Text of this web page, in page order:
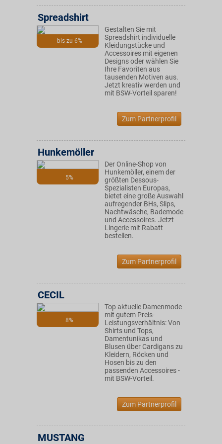
bis zu 6%
Spreadshirt
Gestalten Sie mit
Spreadshirt individuelle
Kleidungstücke und
Accessoires mit eigenen
Designs oder wählen Sie
Ihre Favoriten aus
tausenden Motiven aus.
Jetzt kreativ werden und
mit BSW-Vorteil sparen!
Zum Partnerprofil
5%
Hunkemöller
Der Online-Shop von
Hunkemöller, einem der
größten Dessous-
Spezialisten Europas,
bietet eine große Auswahl
aufregender BHs, Slips,
Nachtwäsche, Bademode
und Accessoires. Jetzt
Lingerie mit Rabatt
bestellen.
Zum Partnerprofil
8%
CECIL
Top aktuelle Damenmode
mit gutem Preis-
Leistungsverhältnis: Von
Shirts und Tops,
Damentunikas und
Blusen über Cardigans zu
Kleidern, Röcken und
Hosen bis zu den
passenden Accessoires -
mit BSW-Vorteil.
Zum Partnerprofil
MUSTANG